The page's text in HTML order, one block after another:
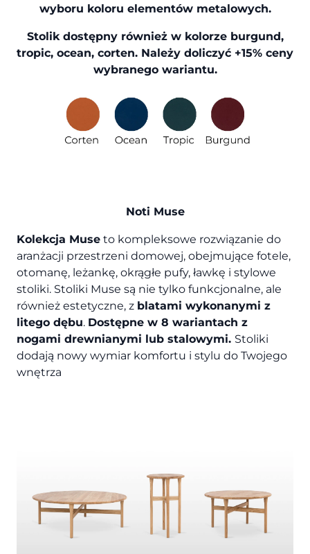
wyboru koloru elementów metalowych.
Stolik dostępny również w kolorze burgund,
tropic, ocean, corten. Należy doliczyć +15% ceny
wybranego wariantu.
Noti Muse
Kolekcja Muse to kompleksowe rozwiązanie do
aranżacji przestrzeni domowej, obejmujące fotele,
otomanę, leżankę, okrągłe pufy, ławkę i stylowe
stoliki. Stoliki Muse są nie tylko funkcjonalne, ale
również estetyczne, z blatami wykonanymi z
litego dębu. Dostępne w 8 wariantach z
nogami drewnianymi lub stalowymi. Stoliki
dodają nowy wymiar komfortu i stylu do Twojego
wnętrza